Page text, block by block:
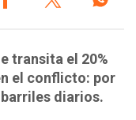
transita el 20%
el conflicto: por
diarios.